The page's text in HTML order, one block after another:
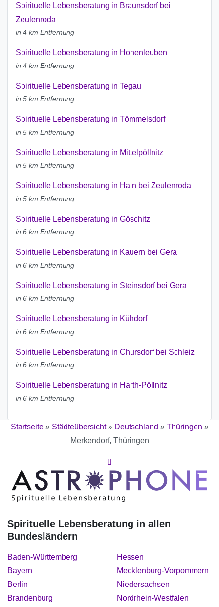
Spirituelle Lebensberatung in Braunsdorf bei
Zeulenroda
in 4 km Entfernung
Spirituelle Lebensberatung in Hohenleuben
in 4 km Entfernung
Spirituelle Lebensberatung in Tegau
in 5 km Entfernung
Spirituelle Lebensberatung in Tömmelsdorf
in 5 km Entfernung
Spirituelle Lebensberatung in Mittelpöllnitz
in 5 km Entfernung
Spirituelle Lebensberatung in Hain bei Zeulenroda
in 5 km Entfernung
Spirituelle Lebensberatung in Göschitz
in 6 km Entfernung
Spirituelle Lebensberatung in Kauern bei Gera
in 6 km Entfernung
Spirituelle Lebensberatung in Steinsdorf bei Gera
in 6 km Entfernung
Spirituelle Lebensberatung in Kühdorf
in 6 km Entfernung
Spirituelle Lebensberatung in Chursdorf bei Schleiz
in 6 km Entfernung
Spirituelle Lebensberatung in Harth-Pöllnitz
in 6 km Entfernung
Startseite» Städteübersicht» Deutschland » Thüringen »
Merkendorf, Thüringen
Spirituelle Lebensberatung in allen
Bundesländern
Baden-Württemberg
Bayern
Berlin
Brandenburg
Hessen
Mecklenburg-Vorpommern
Niedersachsen
Nordrhein-Westfalen